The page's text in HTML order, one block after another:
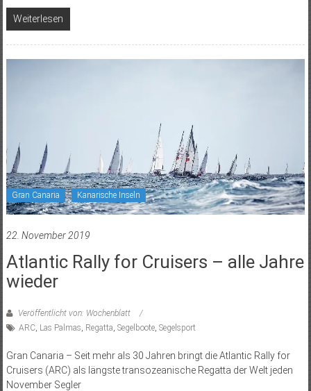
Weiterlesen
Gran Canaria Kanarische Inseln
22. November 2019
Atlantic Rally for Cruisers – alle Jahre
wieder
Veröffentlicht von: Wochenblatt
ARC, Las Palmas Regatta Segelboote, Segelsport
Gran Canaria – Seit mehr als 30 Jahren bringt die Atlantic Rally for
Cruisers (ARC) als längste transozeanische Regatta der Welt jeden
November Segler